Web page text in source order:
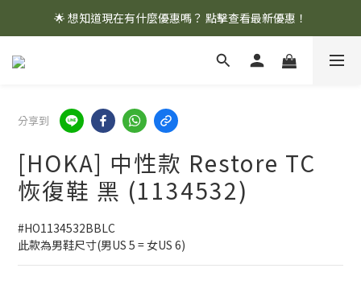
🌟 想知道現在有什麼優惠嗎？ 點擊查看最新優惠！
🌟 想知道現在有什麼優惠嗎？ 點擊查看最新優惠！
全館消費滿 $1,000 即享免運優惠
分享到
[HOKA] 中性款 Restore TC
恢復鞋 黑 (1134532)
#HO1134532BBLC
此款為男鞋尺寸(男US 5 = 女US 6)